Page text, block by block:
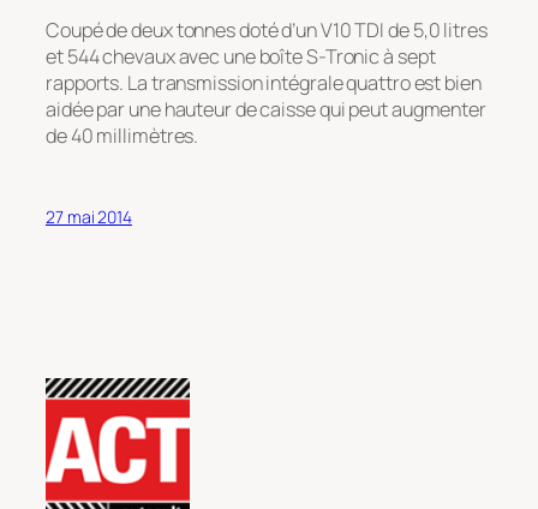
Coupé de deux tonnes doté d’un V10 TDI de 5,0 litres
et 544 chevaux avec une boîte S-Tronic à sept
rapports. La transmission intégrale quattro est bien
aidée par une hauteur de caisse qui peut augmenter
de 40 millimètres.
27 mai 2014